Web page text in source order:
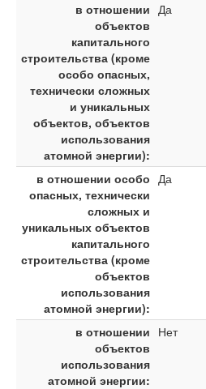
в отношении
объектов
капитального
строительства (кроме
особо опасных,
технически сложных
и уникальных
объектов, объектов
использования
атомной энергии):
Да
в отношении особо
опасных, технически
сложных и
уникальных объектов
капитального
строительства (кроме
объектов
использования
атомной энергии):
Да
в отношении
объектов
использования
атомной энергии:
Нет